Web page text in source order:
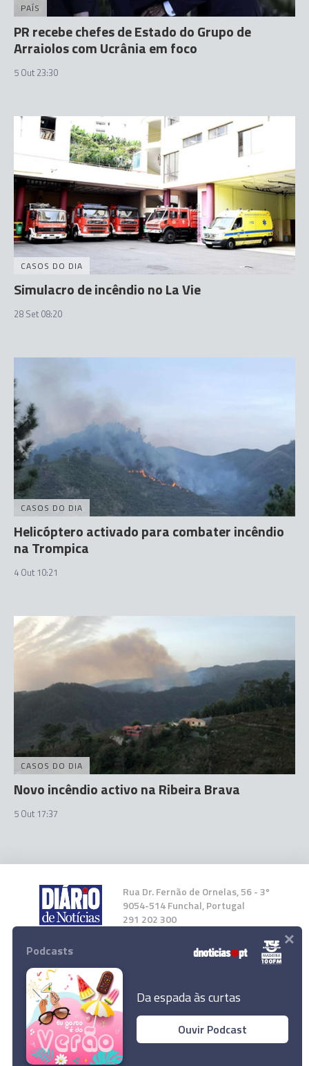
PAÍS
PR recebe chefes de Estado do Grupo de
Arraiolos com Ucrânia em foco
5 Out 23:30
CASOS DO DIA
Simulacro de incêndio no La Vie
28 Set 08:20
CASOS DO DIA
Helicóptero activado para combater incêndio
na Trompica
4 Out 10:21
CASOS DO DIA
Novo incêndio activo na Ribeira Brava
5 Out 17:37
Rua Dr. Fernão de Ornelas, 56 - 3º
9054-514 Funchal, Portugal
291 202 300
Instale a nossa App
© 2023 Empresa Diário de Notícias, Lda.
Todos os direitos reservados.
Podcasts
Da espada às curtas
Ouvir Podcast
×